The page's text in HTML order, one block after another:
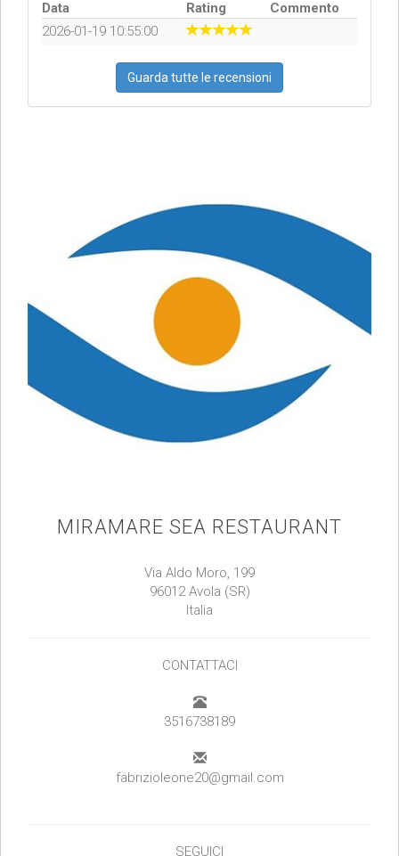
Data Rating
Commento
2026-01-19 10:55:00
Guarda tutte le recensioni
MIRAMARE SEA RESTAURANT
Via Aldo Moro, 199
96012 Avola (SR)
Italia
CONTATTACI
3516738189
fabrizioleone20@gmail.com
SEGUICI